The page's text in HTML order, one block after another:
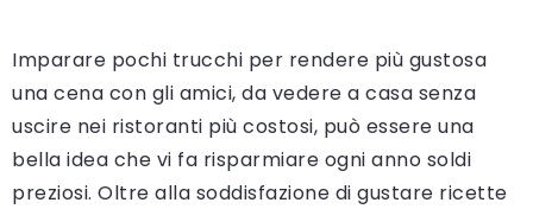
Imparare pochi trucchi per rendere più gustosa
una cena con gli amici, da vedere a casa senza
uscire nei ristoranti più costosi, può essere una
bella idea che vi fa risparmiare ogni anno soldi
preziosi. Oltre alla soddisfazione di gustare ricette